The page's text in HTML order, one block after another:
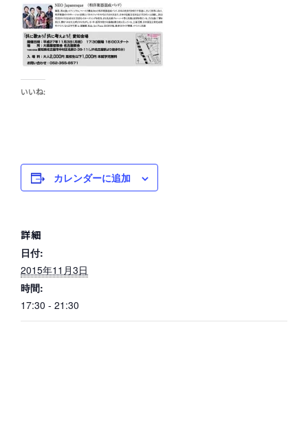
いいね:
カレンダーに追加
詳細
日付:
2015年11月3日
時間:
17:30 - 21:30